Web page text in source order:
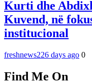
Kurti dhe
Kuvend, në
institucional
freshnews226 days ago 0
Find Me On